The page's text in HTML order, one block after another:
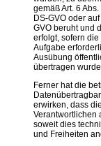
gemäß Art. 6
DS-GVO oder
GVO beruht und
erfolgt, sofern
Aufgabe
Ausübung
übertragen wurde.
Ferner hat die
erwirken, dass
Verantwortlichen
soweit dies
und Freiheiten